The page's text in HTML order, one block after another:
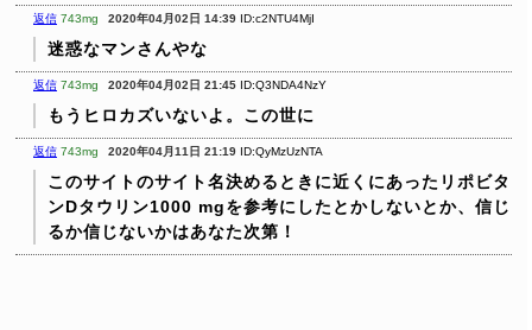
返信 743mg 2020年04月02日 14:39 ID:c2NTU4MjI
迷惑なマンさんやな
返信 743mg 2020年04月02日 21:45 ID:Q3NDA4NzY
もうヒロカズいないよ。この世に
返信 743mg 2020年04月11日 21:19 ID:QyMzUzNTA
このサイトのサイト名決めるときに近くにあったリポビタ
ンDタウリン1000 mgを参考にしたとかしないとか、信じ
るか信じないかはあなた次第！